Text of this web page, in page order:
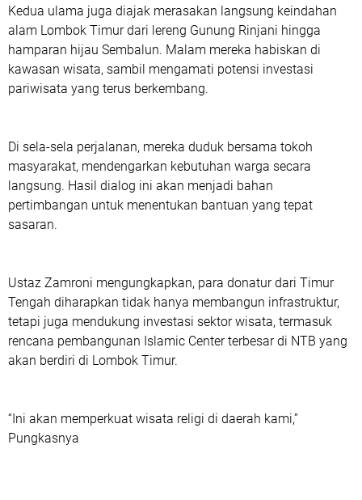
Kedua ulama juga diajak merasakan langsung keindahan
alam Lombok Timur dari lereng Gunung Rinjani hingga
hamparan hijau Sembalun. Malam mereka habiskan di
kawasan wisata, sambil mengamati potensi investasi
pariwisata yang terus berkembang.
Di sela-sela perjalanan, mereka duduk bersama tokoh
masyarakat, mendengarkan kebutuhan warga secara
langsung. Hasil dialog ini akan menjadi bahan
pertimbangan untuk menentukan bantuan yang tepat
sasaran.
Ustaz Zamroni mengungkapkan, para donatur dari Timur
Tengah diharapkan tidak hanya membangun infrastruktur,
tetapi juga mendukung investasi sektor wisata, termasuk
rencana pembangunan Islamic Center terbesar di NTB yang
akan berdiri di Lombok Timur.
“Ini akan memperkuat wisata religi di daerah kami,”
Pungkasnya